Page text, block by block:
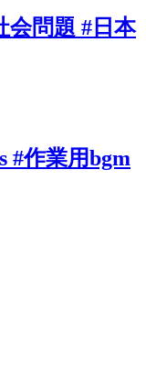
問題 #日本
#作業用bgm